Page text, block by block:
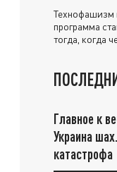
Технофашизм
программа
тогда, когда
Главное к
Украина
катастрофа